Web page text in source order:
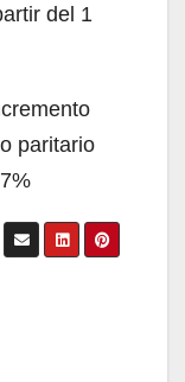
del 1
paritario